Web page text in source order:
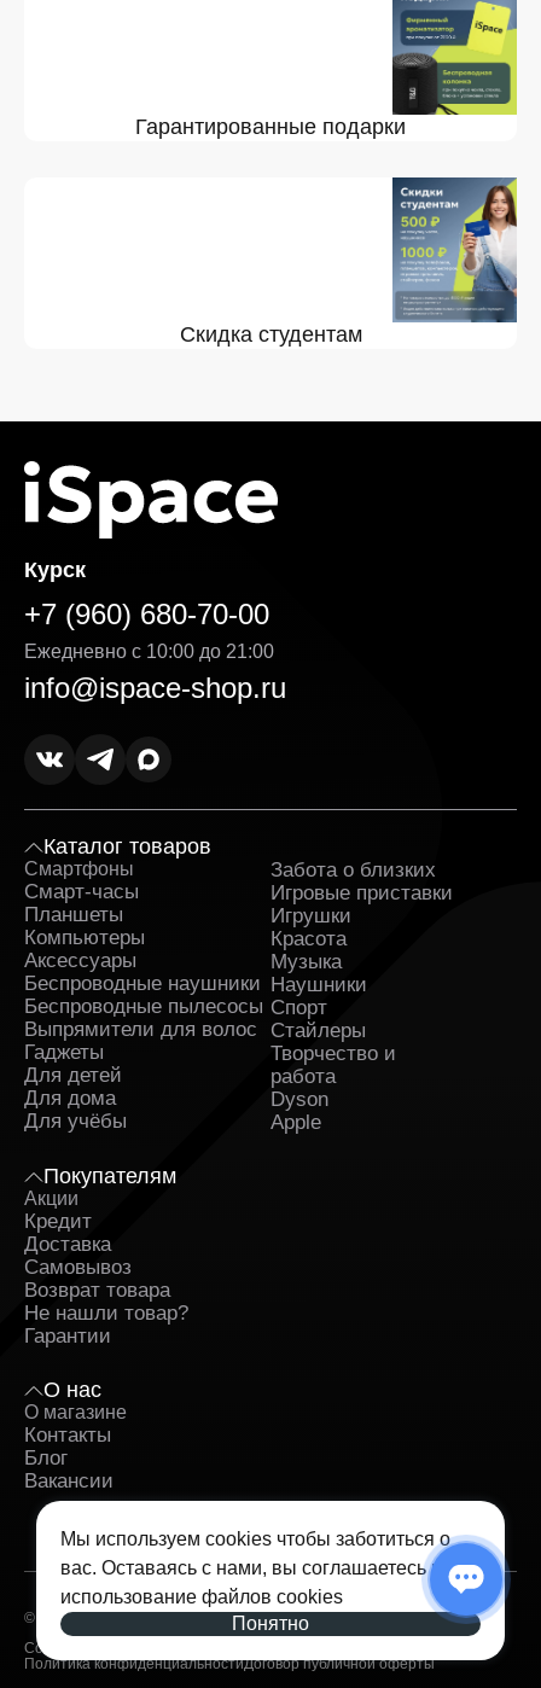
Гарантированные подарки
Скидка студентам
Мы используем cookies чтобы заботиться о
вас. Оставаясь с нами, вы соглашаетесь на
использование файлов cookies
Понятно
Курск
+7 (960) 680-70-00
Ежедневно с 10:00 до 21:00
info@ispace-shop.ru
Каталог товаров
Смартфоны
Смарт-часы
Планшеты
Компьютеры
Аксессуары
Беспроводные наушники
Беспроводные пылесосы
Выпрямители для волос
Гаджеты
Для детей
Для дома
Для учёбы
Забота о близких
Игровые приставки
Игрушки
Красота
Музыка
Наушники
Спорт
Стайлеры
Творчество и
работа
Dyson
Apple
Покупателям
Акции
Кредит
Доставка
Самовывоз
Возврат товара
Не нашли товар?
Гарантии
О нас
О магазине
Контакты
Блог
Вакансии
© 2026 — iSpace. Все права защищены.
Согласие на обработку персональных данных
Политика конфиденциальностиДоговор публичной оферты